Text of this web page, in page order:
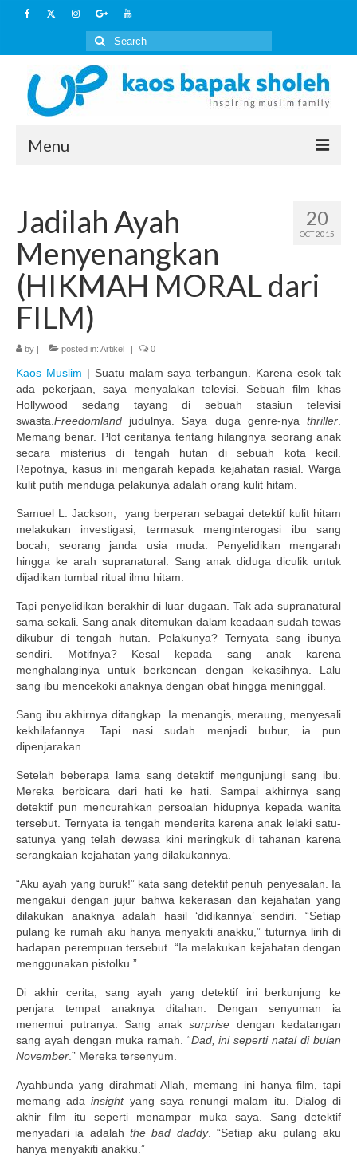
Search
for:
Menu
Artikel
Kaos Islami
HOW TO BUY
Layanan Lain
Outbound Keluarga Muslim
Publikasi Dakwah Gratis
Kajian Gratis di Jogja
FAQ
Contact
About
20
OCT 2015
Jadilah Ayah
Menyenangkan
(HIKMAH MORAL dari
FILM)
by | posted in: Artikel | 0
Kaos Muslim | Suatu malam saya terbangun. Karena esok tak
ada pekerjaan, saya menyalakan televisi. Sebuah film khas
Hollywood sedang tayang di sebuah stasiun televisi
swasta. Freedomland judulnya. Saya duga genre-nya thriller
Memang benar. Plot ceritanya tentang hilangnya seorang anak
secara misterius di tengah hutan di sebuah kota kecil.
Repotnya, kasus ini mengarah kepada kejahatan rasial. Warga
kulit putih menduga pelakunya adalah orang kulit hitam.
Samuel L. Jackson, yang berperan sebagai detektif kulit hitam
melakukan investigasi, termasuk menginterogasi ibu sang
bocah, seorang janda usia muda. Penyelidikan mengarah
hingga ke arah supranatural. Sang anak diduga diculik untuk
dijadikan tumbal ritual ilmu hitam.
Tapi penyelidikan berakhir di luar dugaan. Tak ada supranatural
sama sekali. Sang anak ditemukan dalam keadaan sudah tewas
dikubur di tengah hutan. Pelakunya? Ternyata sang ibunya
sendiri. Motifnya? Kesal kepada sang anak karena
menghalanginya untuk berkencan dengan kekasihnya. Lalu
sang ibu mencekoki anaknya dengan obat hingga meninggal.
Sang ibu akhirnya ditangkap. Ia menangis, meraung, menyesali
kekhilafannya. Tapi nasi sudah menjadi bubur, ia pun
dipenjarakan.
Setelah beberapa lama sang detektif mengunjungi sang ibu.
Mereka berbicara dari hati ke hati. Sampai akhirnya sang
detektif pun mencurahkan persoalan hidupnya kepada wanita
tersebut. Ternyata ia tengah menderita karena anak lelaki satu-
satunya yang telah dewasa kini meringkuk di tahanan karena
serangkaian kejahatan yang dilakukannya.
“Aku ayah yang buruk!” kata sang detektif penuh penyesalan. Ia
mengakui dengan jujur bahwa kekerasan dan kejahatan yang
dilakukan anaknya adalah hasil ‘didikannya’ sendiri. “Setiap
pulang ke rumah aku hanya menyakiti anakku,” tuturnya lirih di
hadapan perempuan tersebut. “Ia melakukan kejahatan dengan
menggunakan pistolku.”
Di akhir cerita, sang ayah yang detektif ini berkunjung ke
penjara tempat anaknya ditahan. Dengan senyuman ia
menemui putranya. Sang anak surprise dengan kedatangan
sang ayah dengan muka ramah. “Dad, ini seperti natal di bulan
November .” Mereka tersenyum.
Ayahbunda yang dirahmati Allah, memang ini hanya film, tapi
memang adainsightyang saya renungi malam itu. Dialog di
akhir film itu seperti menampar muka saya. Sang detektif
menyadari ia adalah the bad daddy. “Setiap aku pulang aku
hanya menyakiti anakku.”